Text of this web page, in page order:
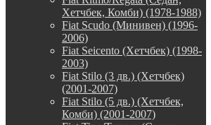
Хетчбек, Комби) (1978-1988)
Fiat Scudo (Минивен) (1996-
2006)
Fiat Seicento (Хетчбек) (1998-
2003)
Fiat Stilo (3 дв.) (Хетчбек)
(2001-2007)
Fiat Stilo (5 дв.) (Хетчбек,
Комби) (2001-2007)